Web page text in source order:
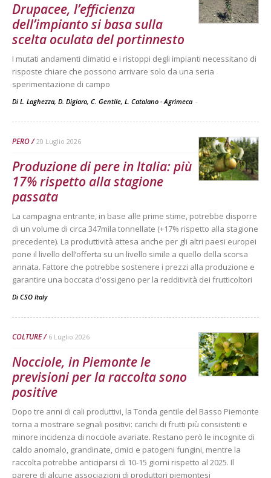
Drupacee, l’efficienza
dell’impianto si basa sulla
scelta oculata del portinnesto
I mutati andamenti climatici e i ristoppi degli impianti necessitano di
risposte chiare che possono arrivare solo da una seria
sperimentazione di campo
Di L. Laghezza, D. Digiaro, C. Gentile, L. Catalano - Agrimeca -
PERO 20 Luglio 2026
Produzione di pere in Italia: più
17% rispetto alla stagione
passata
La campagna entrante, in base alle prime stime, potrebbe disporre
di un volume di circa 347mila tonnellate (+17% rispetto alla stagione
precedente). La produttività attesa anche per gli altri paesi europei
pone il livello dell’offerta su un livello simile a quello della scorsa
annata. Fattore che potrebbe sostenere i prezzi alla produzione e
garantire una boccata d'ossigeno per la redditività dei frutticoltori
Di CSO Italy
COLTURE 6 Luglio 2026
Nocciole, in Piemonte le
previsioni per la raccolta sono
positive
Dopo tre anni di cali produttivi, la Tonda gentile del Basso Piemonte
torna a mostrare segnali positivi: carichi di frutti più consistenti e
minore incidenza di nocciole avariate. Restano però le incognite di
caldo anomalo, grandinate, cimici e patogeni fungini, mentre la
raccolta potrebbe anticiparsi di 10-15 giorni rispetto al 2025. Il
parere di alcune associazioni di produttori piemontesi